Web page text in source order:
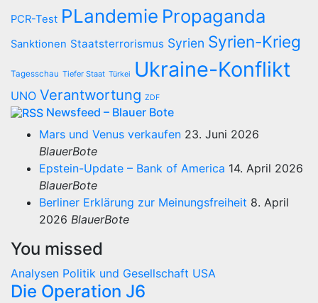
PCR-Test PLandemie Propaganda
Sanktionen Staatsterrorismus Syrien Syrien-Krieg
Tagesschau Tiefer Staat Türkei Ukraine-Konflikt
UNO Verantwortung ZDF
Newsfeed – Blauer Bote
Mars und Venus verkaufen 23. Juni 2026
BlauerBote
Epstein-Update – Bank of America 14. April 2026
BlauerBote
Berliner Erklärung zur Meinungsfreiheit 8. April
2026 BlauerBote
You missed
Analysen Politik und Gesellschaft USA
Die Operation J6